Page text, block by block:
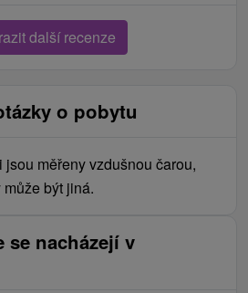
další recenze
o pobytu
měřeny vzdušnou čarou,
být jiná.
se nacházejí v